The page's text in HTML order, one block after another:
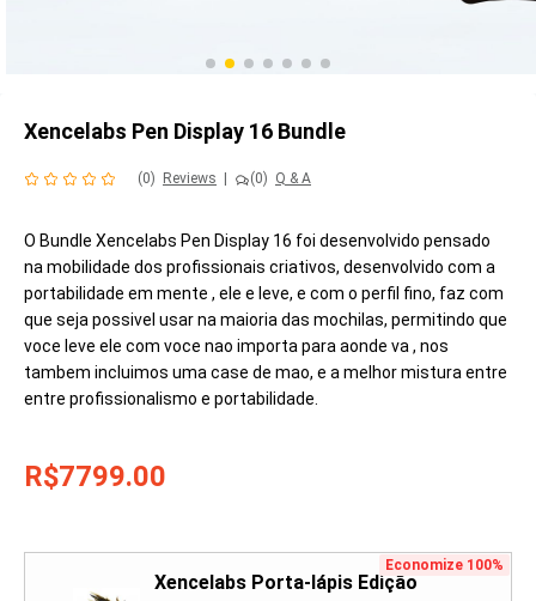
Xencelabs Pen Display 16 Bundle
(0) Reviews (0) Q & A
O Bundle Xencelabs Pen Display 16 foi desenvolvido pensado
na mobilidade dos profissionais criativos, desenvolvido com a
portabilidade em mente , ele e leve, e com o perfil fino, faz com
que seja possivel usar na maioria das mochilas, permitindo que
voce leve ele com voce nao importa para aonde va , nos
tambem incluimos uma case de mao, e a melhor mistura entre
entre profissionalismo e portabilidade.
R$7799.00
Economize 100%
Xencelabs Porta-lápis Edição